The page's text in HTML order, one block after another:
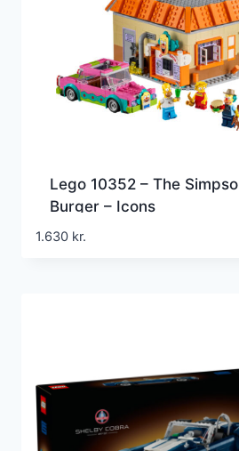
Lego 10352 – The
Burger – Icons
1.630 kr.